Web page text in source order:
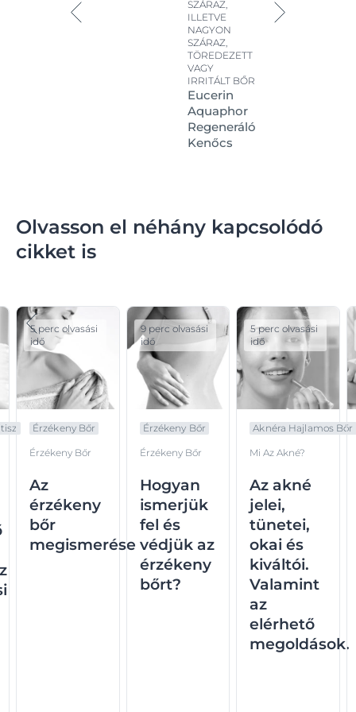
SZÁRAZ,
ILLETVE
NAGYON
SZÁRAZ,
TÖREDEZETT
VAGY
IRRITÁLT BŐR
Eucerin
Aquaphor
Regeneráló
Kenőcs
Olvasson el néhány kapcsolódó
cikket is
Érzékeny Bőr
Érzékeny Bőr
Az
érzékeny
bőr
megismerése
5 perc olvasási
idő
Érzékeny Bőr
Érzékeny Bőr
Hogyan
ismerjük
fel és
védjük az
érzékeny
bőrt?
9 perc olvasási
idő
Aknéra Hajlamos Bőr
Mi Az Akné?
Az akné
jelei,
tünetei,
okai és
kiváltói.
Valamint
az
elérhető
megoldások.
5 perc olvasási
idő